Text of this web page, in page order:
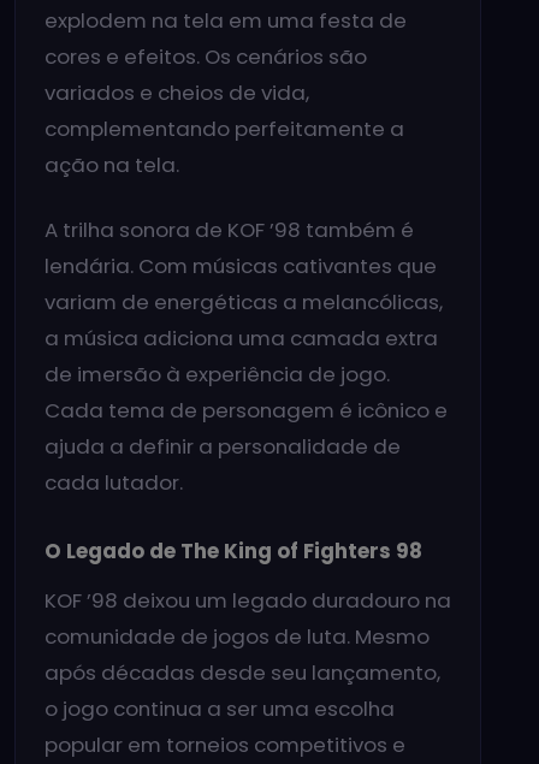
explodem na tela em uma festa de
cores e efeitos. Os cenários são
variados e cheios de vida,
complementando perfeitamente a
ação na tela.
A trilha sonora de KOF ’98 também é
lendária. Com músicas cativantes que
variam de energéticas a melancólicas,
a música adiciona uma camada extra
de imersão à experiência de jogo.
Cada tema de personagem é icônico e
ajuda a definir a personalidade de
cada lutador.
O Legado de The King of Fighters 98
KOF ’98 deixou um legado duradouro na
comunidade de jogos de luta. Mesmo
após décadas desde seu lançamento,
o jogo continua a ser uma escolha
popular em torneios competitivos e